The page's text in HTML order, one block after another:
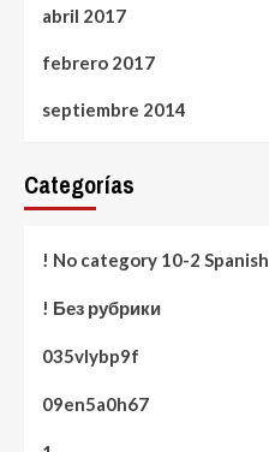
abril 2017
febrero 2017
septiembre 2014
Categorías
! No category 10-2 Spanish
! Без рубрики
035vlybp9f
09en5a0h67